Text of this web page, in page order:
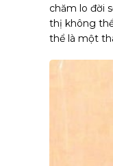
chăm lo đời
thị không
thể là một